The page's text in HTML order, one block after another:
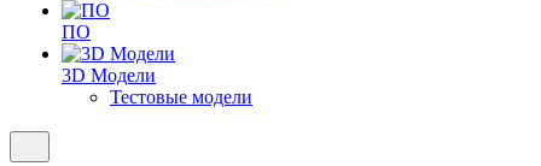
ПО
3D Модели
Тестовые модели